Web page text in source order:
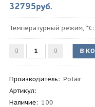
32795руб.
Температурный режим,
Производитель: Polair
Артикул:
Наличие: 100